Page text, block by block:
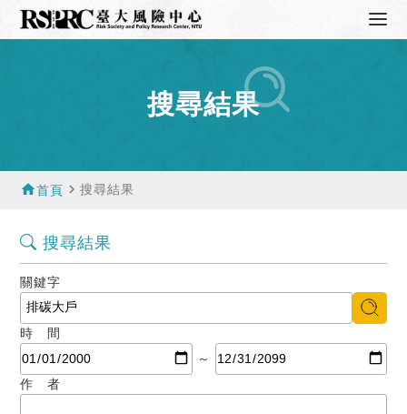
搜尋結果
home首頁 navigate_next搜尋結果
搜尋結果
關鍵字
時 間
～
作 者